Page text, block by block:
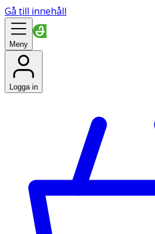
Gå till innehåll
Meny
Logga in